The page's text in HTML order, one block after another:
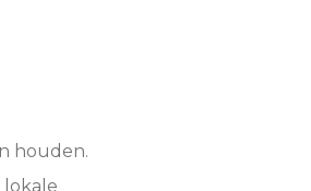
houden.
lokale